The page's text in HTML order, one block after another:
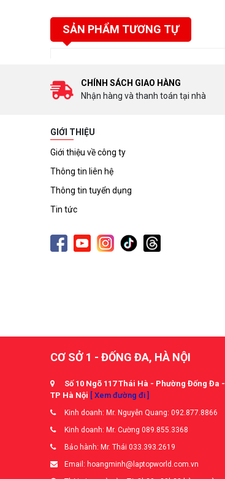
SẢN PHẨM TƯƠNG TỰ
CHÍNH SÁCH GIAO HÀNG
Nhận hàng và thanh toán tại nhà
GIỚI THIỆU
Giới thiệu về công ty
Thông tin liên hệ
Thông tin tuyển dụng
Tin tức
CƠ SỞ 1 - ĐỐNG ĐA, HÀ NỘI
Số 10 Ngõ 117 Thái Hà - Phường Đống Đa -
TP Hà Nội [ Xem đường đi ]
Kinh doanh: Mr. Nguyễn Quang: 092.877.8866
Kinh doanh: Mr. Cường 089.855.3368
Bảo hành: Mr. Thái 033.393.2619
Email: hoangminh@laptopworld.com.vn